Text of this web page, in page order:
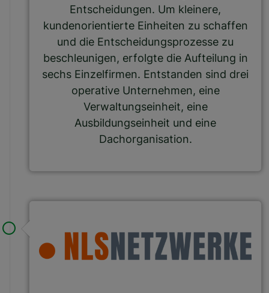
Entscheidungen. Um kleinere,
kundenorientierte Einheiten zu schaffen
und die Entscheidungsprozesse zu
beschleunigen, erfolgte die Aufteilung in
sechs Einzelfirmen. Entstanden sind drei
operative Unternehmen, eine
Verwaltungseinheit, eine
Ausbildungseinheit und eine
Dachorganisation.